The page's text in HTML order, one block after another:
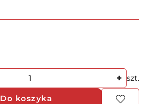
szt.
Do koszyka